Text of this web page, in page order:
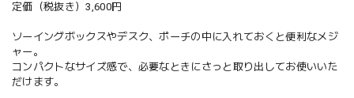
定価（税抜き）3,600円
ソーイングボックスやデスク、ポーチの中に入れておくと便利なメジ
ャー。
コンパクトなサイズ感で、必要なときにさっと取り出してお使いいた
だけます。